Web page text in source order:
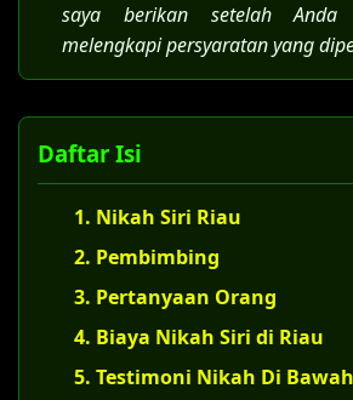
saya berikan setelah Anda
melengkapi persyaratan yang
Daftar Isi
1. Nikah Siri Riau
2. Pembimbing
3. Pertanyaan Orang
4. Biaya Nikah Siri di Riau
5. Testimoni Nikah Di